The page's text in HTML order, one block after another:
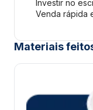
Investir no
Venda rápida
Materiais